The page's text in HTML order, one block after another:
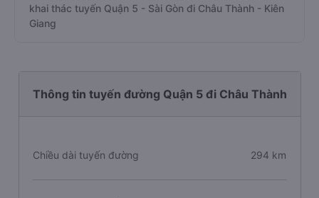
khai thác tuyến Quận 5 - Sài Gòn đi Châu Thành - Kiên
Giang
Thông tin tuyến đường Quận 5 đi Châu Thành
Chiều dài tuyến đường 294 km